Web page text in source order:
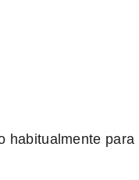
habitualmente